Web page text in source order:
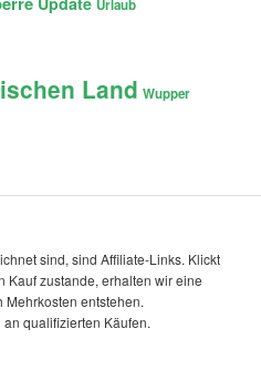
Urlaub
Land Wupper
sind, sind Affiliate-Links. Klickt
Kauf zustande, erhalten wir eine
entstehen.
qualifizierten Käufen.